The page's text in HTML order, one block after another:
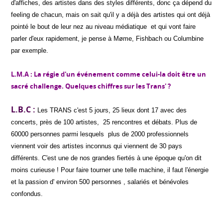
d'affiches, des artistes dans des styles différents, donc ça dépend du
feeling de chacun, mais on sait qu'il y a déjà des artistes qui ont déjà
pointé le bout de leur nez au niveau médiatique et qui vont faire
parler d'eux rapidement, je pense à Møme, Fishbach ou Columbine
par exemple.
L.M.A : La régie d'un événement comme celui-la doit être un
sacré challenge. Quelques chiffres sur les Trans' ?
L.B.C : Les TRANS c'est 5 jours, 25 lieux dont 17 avec des
concerts, près de 100 artistes, 25 rencontres et débats. Plus de
60000 personnes parmi lesquels plus de 2000 professionnels
viennent voir des artistes inconnus qui viennent de 30 pays
différents. C'est une de nos grandes fiertés à une époque qu'on dit
moins curieuse ! Pour faire tourner une telle machine, il faut l'énergie
et la passion d' environ 500 personnes , salariés et bénévoles
confondus.